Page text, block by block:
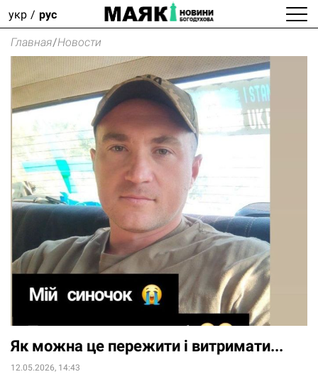
укр рус
Главная/Новости
Як можна це пережити і витримати...
12.05.2026, 14:43